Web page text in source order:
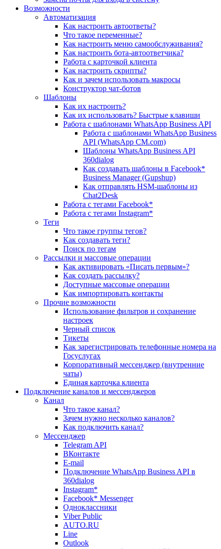
Возможности
Автоматизация
Как настроить автоответы?
Что такое переменные?
Как настроить меню самообслуживания?
Как настроить бота-автоответчика?
Работа с карточкой клиента
Как настроить скрипты?
Как и зачем использовать макросы
Конструктор чат-ботов
Шаблоны
Как их настроить?
Как их использовать? Быстрые клавиши
Работа с шаблонами WhatsApp Business API
Работа с шаблонами WhatsApp Business
API (WhatsApp CM.com)
Шаблоны WhatsApp Business API
360dialog
Как создавать шаблоны в Facebook*
Business Manager (Gupshup)
Как отправлять HSM-шаблоны из
Chat2Desk
Работа с тегами Facebook*
Работа с тегами Instagram*
Теги
Что такое группы тегов?
Как создавать теги?
Поиск по тегам
Рассылки и массовые операции
Как активировать «Писать первым»?
Как создать рассылку?
Доступные массовые операции
Как импортировать контакты
Прочие возможности
Использование фильтров и сохранение
настроек
Черный список
Тикеты
Как зарегистрировать телефонные номера на
Госуслугах
Корпоративный мессенджер (внутренние
чаты)
Единая карточка клиента
Подключение каналов и мессенджеров
Канал
Что такое канал?
Зачем нужно несколько каналов?
Как подключить канал?
Мессенджер
Telegram API
ВКонтакте
E-mail
Подключение WhatsApp Business API в
360dialog
Instagram*
Facebook* Messenger
Одноклассники
Viber Public
AUTO.RU
Line
Outlook